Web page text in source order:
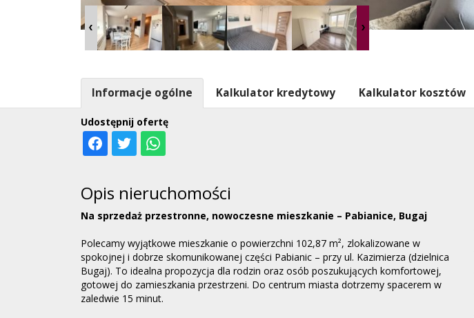
Udostępnij ofertę
Informacje ogólne Kalkulator kredytowy Kalkulator kosztów
Opis nieruchomości
Na sprzedaż przestronne, nowoczesne mieszkanie – Pabianice, Bugaj
Polecamy wyjątkowe mieszkanie o powierzchni 102,87 m², zlokalizowane w
spokojnej i dobrze skomunikowanej części Pabianic – przy ul. Kazimierza (dzielnica
Bugaj). To idealna propozycja dla rodzin oraz osób poszukujących komfortowej,
gotowej do zamieszkania przestrzeni. Do centrum miasta dotrzemy spacerem w
zaledwie 15 minut.